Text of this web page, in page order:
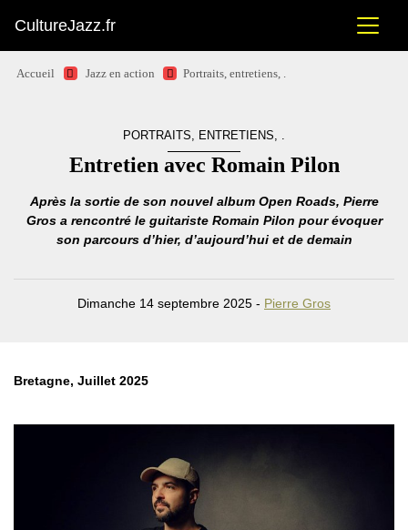
CultureJazz.fr
Accueil Jazz en action Portraits, entretiens, .
PORTRAITS, ENTRETIENS, .
Entretien avec Romain Pilon
Après la sortie de son nouvel album Open Roads, Pierre
Gros a rencontré le guitariste Romain Pilon pour évoquer
son parcours d’hier, d’aujourd’hui et de demain
Dimanche 14 septembre 2025 - Pierre Gros
Bretagne, Juillet 2025